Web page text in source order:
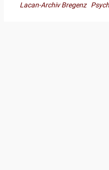
Lacan-Archiv Bregenz